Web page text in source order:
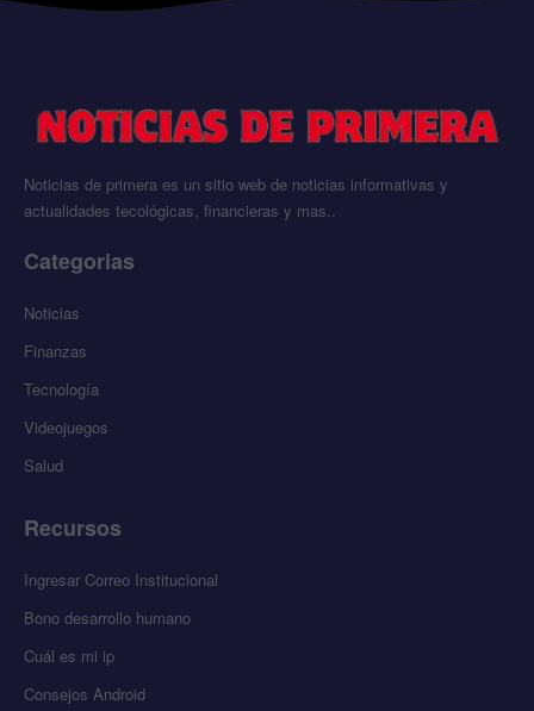
Noticias de primera es un sitio web de noticias informativas y
actualidades tecológicas, financieras y mas..
Categorias
Noticias
Finanzas
Tecnología
Videojuegos
Salud
Recursos
Ingresar Correo Institucional
Bono desarrollo humano
Cuál es mi ip
Consejos Android